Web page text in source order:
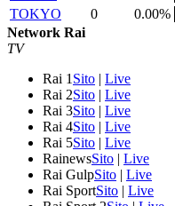
TOKYO
0
0.00%
Network Rai
TV
Rai 1 Sito | Live
Rai 2Sito | Live
Rai 3Sito | Live
Rai 4Sito | Live
Rai 5Sito | Live
RainewsSito | Live
Rai GulpSito | Live
Rai SportSito | Live